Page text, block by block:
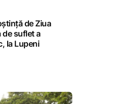
de Ziua
de suflet a
la Lupeni